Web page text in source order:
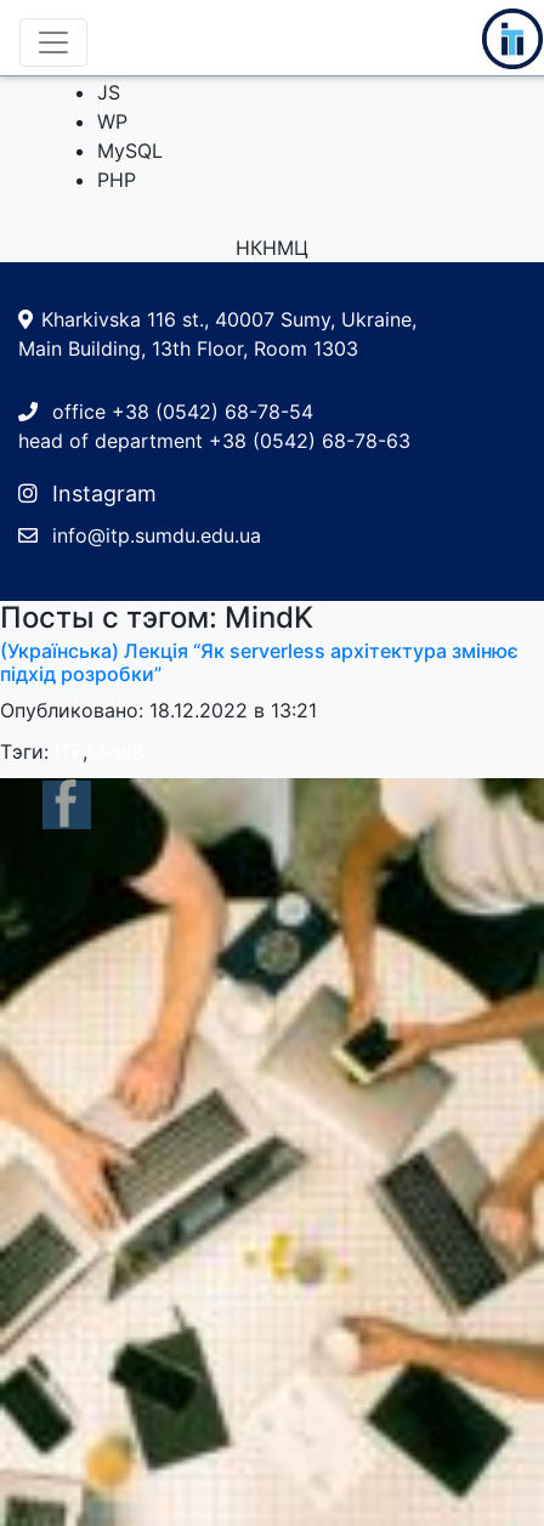
JS
WP
MySQL
PHP
НКНМЦ
Kharkivska 116 st., 40007 Sumy, Ukraine,
Main Building, 13th Floor, Room 1303
office +38 (0542) 68-78-54
head of department +38 (0542) 68-78-63
Instagram
info@itp.sumdu.edu.ua
Посты с тэгом: MindK
(Українська) Лекція “Як serverless архітектура змінює
підхід розробки”
Опубликовано: 18.12.2022 в 13:21
Тэги:
,